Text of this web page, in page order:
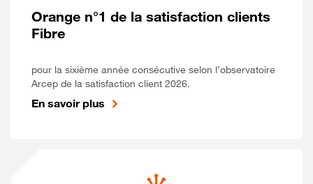
Orange n°1 de la satisfaction clients
Fibre
pour la sixième année consécutive selon l’observatoire
Arcep de la satisfaction client 2026.
En savoir plus